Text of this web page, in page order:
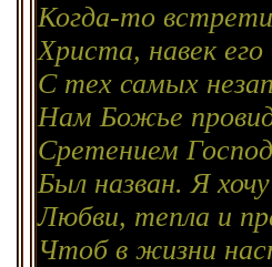
Когда-то
Христа, навек его
С тех самых
Нам Божье
Сретением
Был назван. Я
Любви, тепла и
Чтоб в жизни